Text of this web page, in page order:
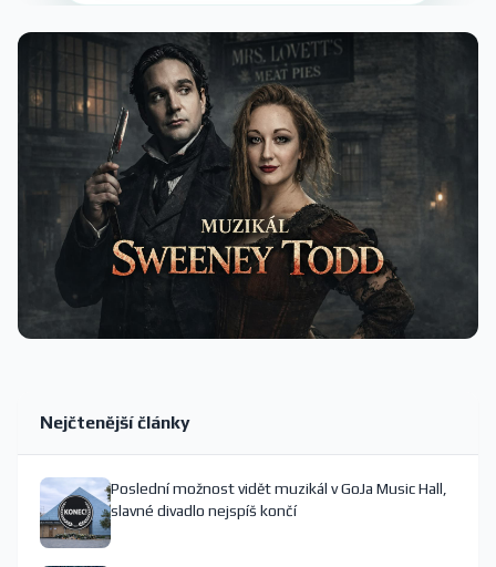
Nejčtenější články
Poslední možnost vidět muzikál v GoJa Music Hall,
slavné divadlo nejspíš končí